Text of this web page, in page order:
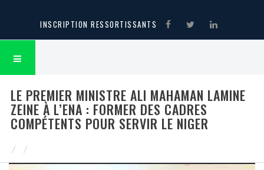
INSCRIPTION RESSORTISSANTS
LE PREMIER MINISTRE ALI MAHAMAN LAMINE
ZEINE À L’ENA : FORMER DES CADRES
COMPÉTENTS POUR SERVIR LE NIGER